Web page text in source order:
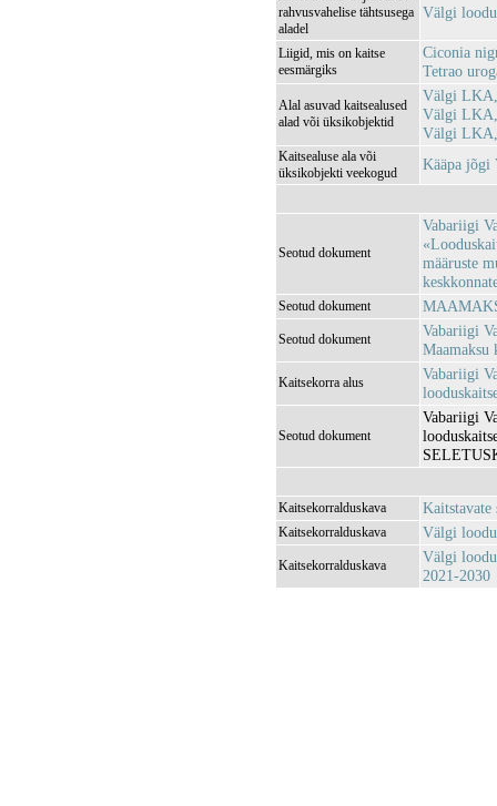
rahvusvahelise tähtsusega
aladel
Välgi
Liigid, mis on kaitse
eesmärgiks
Ciconia
Tetrao
Alal asuvad kaitsealused
alad või üksikobjektid
Välgi LKA,
Välgi LKA,
Välgi
Kaitsealuse ala või
üksikobjekti veekogud
Kääpa jõgi
Seotud dokument
Vabariigi
määruste
Seotud dokument
Seotud dokument
Vabariigi
Maamaksu
Kaitsekorra alus
Vabariigi
Seotud dokument
Vabariigi
Kaitsekorralduskava Kaitstavate
Kaitsekorralduskava Välgi
Kaitsekorralduskava
Välgi
2021-2030